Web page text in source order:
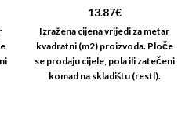
13.87€
Izražena cijena vrijedi za metar
kvadratni (m2) proizvoda. Ploče
se prodaju cijele, pola ili zatečeni
komad na skladištu (restl).